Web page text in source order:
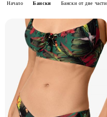
Начало Бански Бански от две части